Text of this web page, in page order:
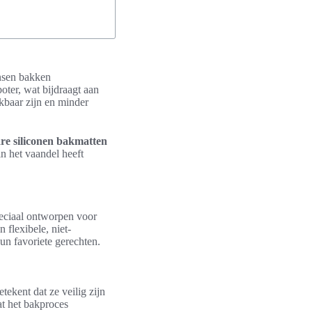
bakken
wat bijdraagt aan
zijn en minder
siliconen bakmatten
het vaandel heeft
ontworpen voor
flexibele, niet-
favoriete gerechten.
dat ze veilig zijn
het bakproces